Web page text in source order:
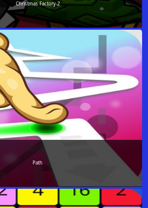
Christmas Factory-2
Path